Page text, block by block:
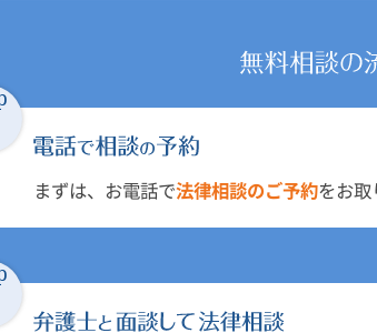
まずは、お電話で法律相談のご予約をお取